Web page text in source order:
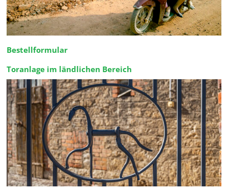
Bestellformular
Toranlage im ländlichen Bereich